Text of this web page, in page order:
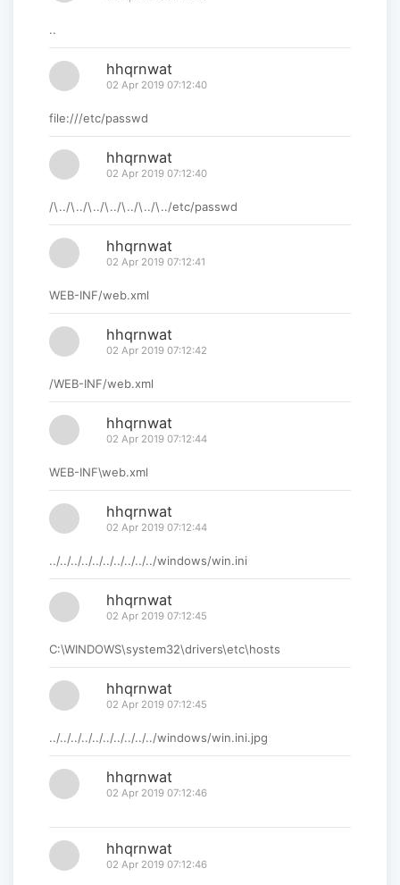
..
hhqrnwat
02 Apr 2019 07:12:40
file:///etc/passwd
hhqrnwat
02 Apr 2019 07:12:40
/\../\../\../\../\../\../\../etc/passwd
hhqrnwat
02 Apr 2019 07:12:41
WEB-INF/web.xml
hhqrnwat
02 Apr 2019 07:12:42
/WEB-INF/web.xml
hhqrnwat
02 Apr 2019 07:12:44
WEB-INF\web.xml
hhqrnwat
02 Apr 2019 07:12:44
../../../../../../../../../../windows/win.ini
hhqrnwat
02 Apr 2019 07:12:45
C:\WINDOWS\system32\drivers\etc\hosts
hhqrnwat
02 Apr 2019 07:12:45
../../../../../../../../../../windows/win.ini.jpg
hhqrnwat
02 Apr 2019 07:12:46
hhqrnwat
02 Apr 2019 07:12:46